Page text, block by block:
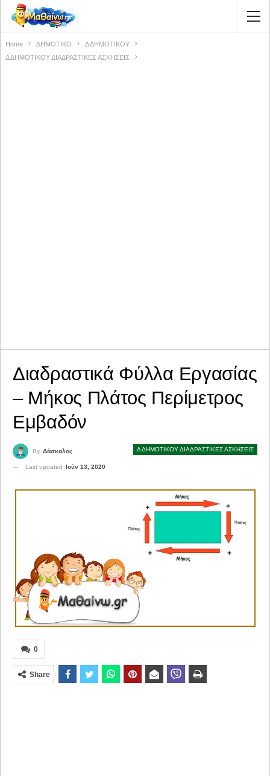
Home ΔΗΜΟΤΙΚΟ
Δ ΔΗΜΟΤΙΚΟΥ
Δ ΔΗΜΟΤΙΚΟΥ ΔΙΑΔΡΑΣΤΙΚΕΣ ΑΣΚΗΣΕΙΣ
Διαδραστικά Φύλλα Εργασίας
– Μήκος Πλάτος Περίμετρος
Εμβαδόν
Δ ΔΗΜΟΤΙΚΟΥ ΔΙΑΔΡΑΣΤΙΚΕΣ ΑΣΚΗΣΕΙΣ
By Δάσκαλος
Last updated Ιούν 13, 2020
0
Share